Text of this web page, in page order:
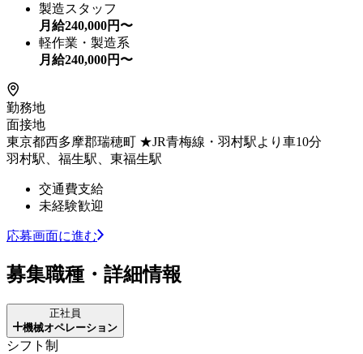
製造スタッフ
月給240,000円〜
軽作業・製造系
月給240,000円〜
勤務地
面接地
東京都西多摩郡瑞穂町 ★JR青梅線・羽村駅より車10分
羽村駅、福生駅、東福生駅
交通費支給
未経験歓迎
応募画面に進む
募集職種・詳細情報
正社員
機械オペレーション
シフト制